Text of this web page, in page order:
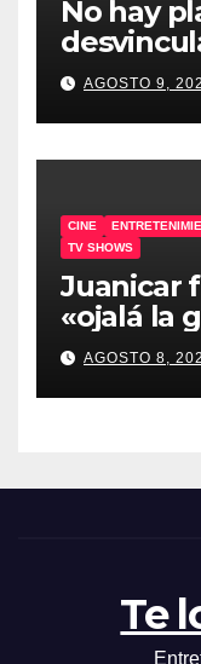
No hay
AGOSTO 9,
CINE
TV SHOWS
Juanicar
«ojalá la
odiar
AGOSTO 8,
Te